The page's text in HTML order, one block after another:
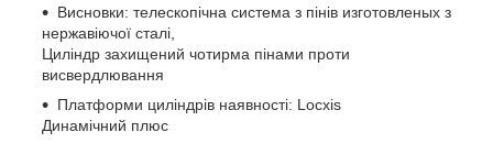
Висновки: телескопічна система з пінів изготовленых з
нержавіючої сталі,
Циліндр захищений чотирма пінами проти
висвердлювання
Платформи циліндрів наявності: Locxis
Динамічний плюс